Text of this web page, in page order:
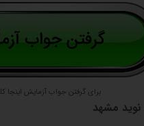
برای گرفتن جواب آزمایش اینجا
نوید مشهد